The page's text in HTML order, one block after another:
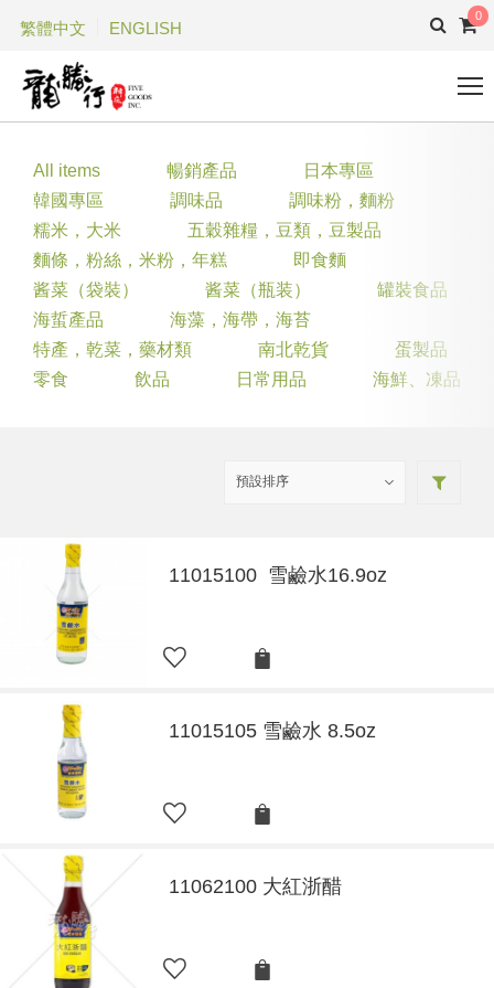
繁體中文 ENGLISH
0
All items 暢銷產品
日本專區
韓國專區
調味品
調味粉，麵粉
糯米，大米
五穀雜糧，豆類，豆製品
麵條，粉絲，米粉，年糕
即食麵
酱菜（袋裝）
酱菜（瓶装）
罐裝食品
海蜇產品
海藻，海帶，海苔
特產，乾菜，藥材類
南北乾貨
蛋製品
零食
飲品 日常用品 海鮮、凍品
11015100 雪鹼水16.9oz
11015105 雪鹼水 8.5oz
11062100 大紅浙醋